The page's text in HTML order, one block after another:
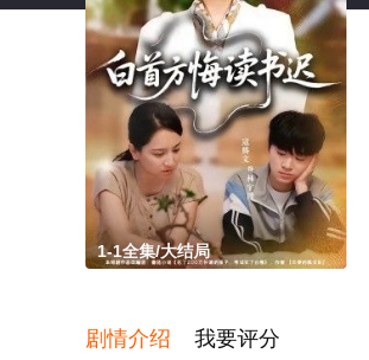
1-1全集/大结局
剧情介绍 我要评分